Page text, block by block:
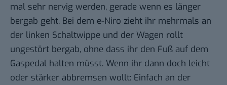
mal sehr nervig werden, gerade wenn es länger
bergab geht. Bei dem e-Niro zieht ihr mehrmals an
der linken Schaltwippe und der Wagen rollt
ungestört bergab, ohne dass ihr den Fuß auf dem
Gaspedal halten müsst. Wenn ihr dann doch leicht
oder stärker abbremsen wollt: Einfach an der